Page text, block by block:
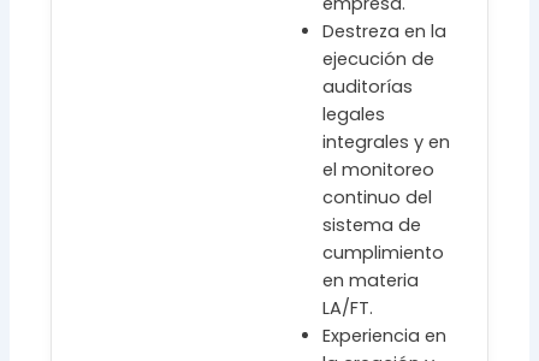
Destreza en la
ejecución de
auditorías
legales
integrales y en
el monitoreo
continuo del
sistema de
cumplimiento
en materia
LA/FT.
Experiencia en